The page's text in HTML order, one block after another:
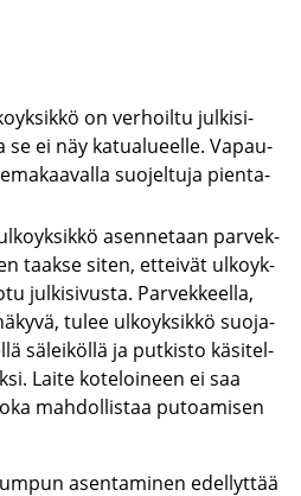
on ver­hoil­tu jul­ki­si­
se ei näy ka­tua­lu­eel­le. Va­pau­
suo­jel­tu­ja pien­ta­
asen­ne­taan par­vek­
taak­se siten, et­tei­vät ul­ko­yk­
jul­ki­si­vus­ta. Par­vek­keel­la,
tulee ul­ko­yk­sik­kö suo­ja­
sä­lei­köl­lä ja put­kis­to kä­si­tel­
Laite ko­te­loi­neen ei saa
mah­dol­lis­taa pu­toa­mi­sen
asen­ta­mi­nen edel­lyt­tää